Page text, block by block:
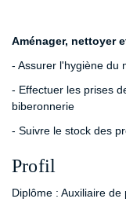
Aménager, nettoyer
- Assurer l'hygiène du
- Effectuer les prises
biberonnerie
- Suivre le stock des
Profil
Diplôme : Auxiliaire de